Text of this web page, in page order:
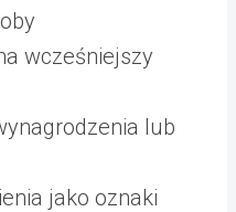
wcześniejszy
lub
jako oznaki